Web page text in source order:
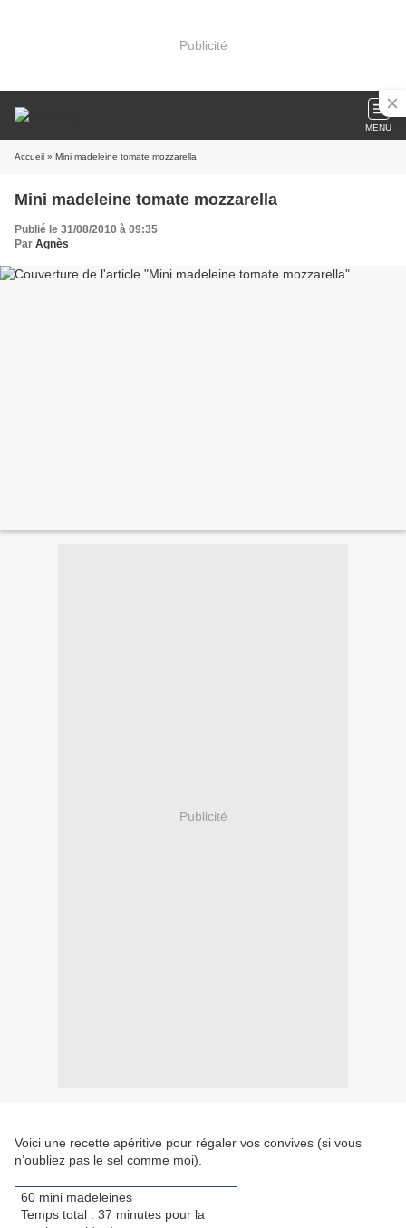
Publicité
MENU
Accueil » Mini madeleine tomate mozzarella
Mini madeleine tomate mozzarella
Publié le 31/08/2010 à 09:35
Par Agnès
Publicité
Voici une recette apéritive pour régaler vos convives (si vous
n’oubliez pas le sel comme moi).
60 mini madeleines
Temps total : 37 minutes pour la